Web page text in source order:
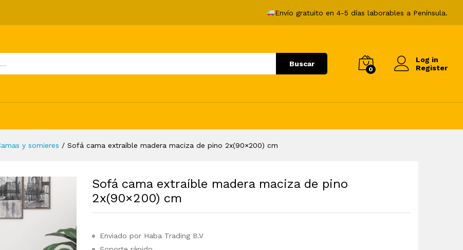
Envío gratuito en 4-5 días laborables a Península.
Buscar
0
Log in
Register
y somieres / Sofá cama extraíble madera maciza de pino 2x(90×200) cm
Sofá cama extraíble madera maciza de pino
2x(90×200) cm
Enviado por Haba Trading B.V
168,99€ Añadir al carrito